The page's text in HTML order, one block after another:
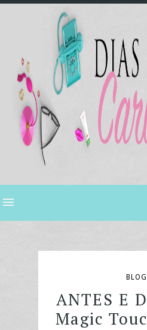
BLOG
ANTES E
Magic